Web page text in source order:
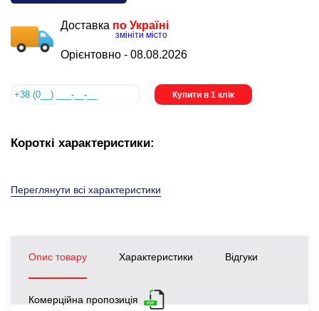
Доставка по Україні
змініти місто
Орієнтовно - 08.08.2026
Купити в 1 клік
Короткі характеристики:
Переглянути всі характеристики
Опис товару Характеристики Відгуки
Комерційна пропозиція